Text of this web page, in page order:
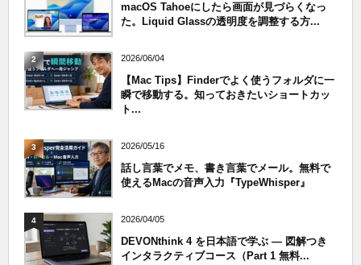
macOS Tahoeにしたら画面が見づらくなっ
た。Liquid Glassの透明度を調整する方...
2 2026/06/04
【Mac Tips】Finderでよく使うフォルダに一
瞬で移動する。知っておきたいショートカッ
ト...
3 2026/05/16
話し言葉でメモ、書き言葉でメール。無料で
使えるMacの音声入力『TypeWhisper』
4 2026/04/05
DEVONthink 4 を日本語で学ぶ — 図解つき
インタラクティブコース（Part 1 無料...